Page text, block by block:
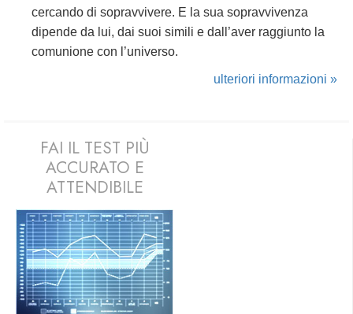
cercando di sopravvivere. E la sua sopravvivenza
dipende da lui, dai suoi simili e dall’aver raggiunto la
comunione con l’universo.
ulteriori informazioni »
FAI IL TEST PIÙ
ACCURATO E
ATTENDIBILE